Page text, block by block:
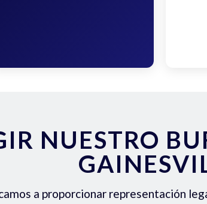
NUESTRO
a proporcionar representación